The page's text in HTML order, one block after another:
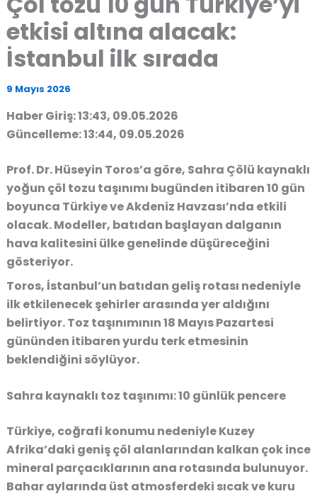
etkisi altına alacak:
İstanbul ilk sırada
9 Mayıs 2026
Haber Giriş: 13:43, 09.05.2026
Güncelleme: 13:44, 09.05.2026
Prof. Dr. Hüseyin Toros’a göre, Sahra Çölü kaynaklı
yoğun çöl tozu taşınımı bugünden itibaren 10 gün
boyunca Türkiye ve Akdeniz Havzası’nda etkili
olacak. Modeller, batıdan başlayan dalganın
hava kalitesini ülke genelinde düşüreceğini
gösteriyor.
Toros, İstanbul’un batıdan geliş rotası nedeniyle
ilk etkilenecek şehirler arasında yer aldığını
belirtiyor. Toz taşınımının 18 Mayıs Pazartesi
gününden itibaren yurdu terk etmesinin
beklendiğini söylüyor.
Sahra kaynaklı toz taşınımı: 10 günlük pencere
Türkiye, coğrafi konumu nedeniyle Kuzey
Afrika’daki geniş çöl alanlarından kalkan çok ince
mineral parçacıklarının ana rotasında bulunuyor.
Bahar aylarında üst atmosferdeki sıcak ve kuru